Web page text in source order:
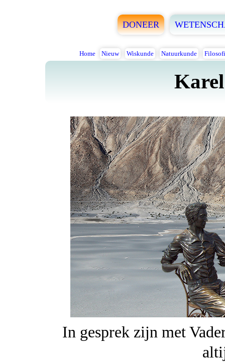
DONEER
Home Nieuw Wiskunde Natuurkunde
In gesprek zijn met